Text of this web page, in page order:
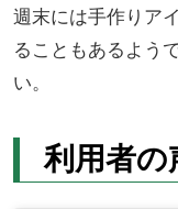
週末には手作りア
ることもあるよう
い。
利用者の